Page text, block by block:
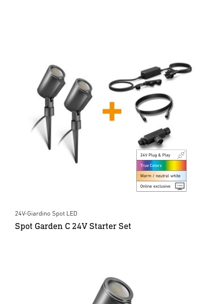
24V-Giardino Spot LED
Spot Garden C 24V Starter Set